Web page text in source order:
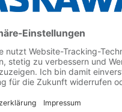
MP3000iec-Serie
und bis zu 1